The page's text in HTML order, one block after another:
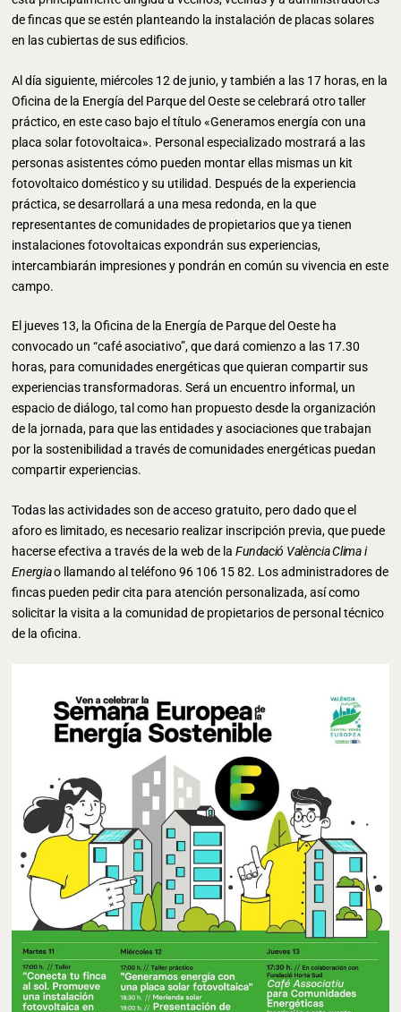
de fincas que se estén planteando la instalación de placas solares
en las cubiertas de sus edificios.
Al día siguiente, miércoles 12 de junio, y también a las 17 horas, en la
Oficina de la Energía del Parque del Oeste se celebrará otro taller
práctico, en este caso bajo el título «Generamos energía con una
placa solar fotovoltaica». Personal especializado mostrará a las
personas asistentes cómo pueden montar ellas mismas un kit
fotovoltaico doméstico y su utilidad. Después de la experiencia
práctica, se desarrollará a una mesa redonda, en la que
representantes de comunidades de propietarios que ya tienen
instalaciones fotovoltaicas expondrán sus experiencias,
intercambiarán impresiones y pondrán en común su vivencia en este
campo.
El jueves 13, la Oficina de la Energía de Parque del Oeste ha
convocado un “café asociativo”, que dará comienzo a las 17.30
horas, para comunidades energéticas que quieran compartir sus
experiencias transformadoras. Será un encuentro informal, un
espacio de diálogo, tal como han propuesto desde la organización
de la jornada, para que las entidades y asociaciones que trabajan
por la sostenibilidad a través de comunidades energéticas puedan
compartir experiencias.
Todas las actividades son de acceso gratuito, pero dado que el
aforo es limitado, es necesario realizar inscripción previa, que puede
hacerse efectiva a través de la web de laFundació València Clima i
Energiao llamando al teléfono 96 106 15 82. Los administradores de
fincas pueden pedir cita para atención personalizada, así como
solicitar la visita a la comunidad de propietarios de personal técnico
de la oficina.